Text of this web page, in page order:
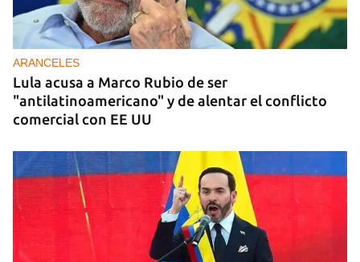
ARANCELES
Lula acusa a Marco Rubio de ser
"antilatinoamericano" y de alentar el conflicto
comercial con EE UU